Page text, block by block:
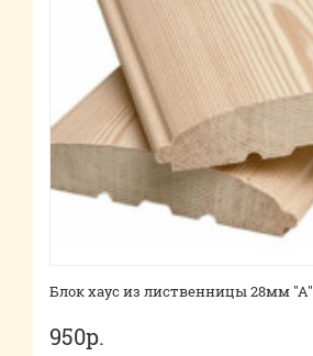
Блок хаус из лиственницы 28мм "А"
950р.